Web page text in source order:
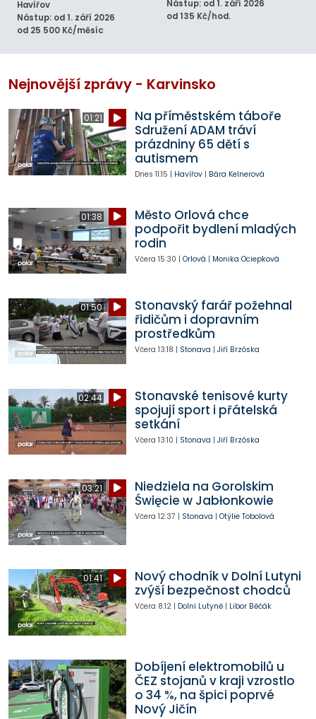
Havířov
Nástup: od 1. září 2026
od 25 500 Kč/měsíc
Nástup: od 1. září 2026
od 135 Kč/hod.
Nejnovější zprávy - Karvinsko
01:21
Na příměstském táboře
Sdružení ADAM tráví
prázdniny 65 dětí s
autismem
Dnes 11:15 | Havířov| Bára Kelnerová
01:38
Město Orlová chce
podpořit bydlení mladých
rodin
Včera 15:30 | Orlová | Monika Ociepková
01:50
Stonavský farář požehnal
řidičům i dopravním
prostředkům
Včera 13:18 | Stonava | Jiří Brzóska
02:44
Stonavské tenisové kurty
spojují sport i přátelská
setkání
Včera 13:10 | Stonava | Jiří Brzóska
03:21
Niedziela na Gorolskim
Święcie w Jabłonkowie
Včera 12:37 | Stonava | Otýlie Tobolová
01:41
Nový chodník v Dolní Lutyni
zvýší bezpečnost chodců
Včera 8:12| Dolní Lutyně| Libor Běčák
Dobíjení elektromobilů u
ČEZ stojanů v kraji vzrostlo
o 34 %, na špici poprvé
Nový Jičín